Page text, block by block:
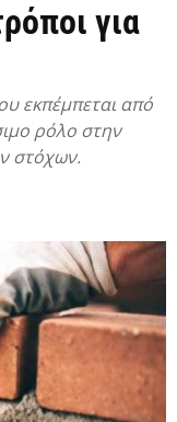
για
εκπέμπεται από
ρόλο στην
στόχων.